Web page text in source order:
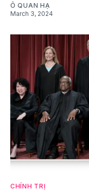
Ô QUAN HẠ
March 3, 2024
CHÍNH TRỊ